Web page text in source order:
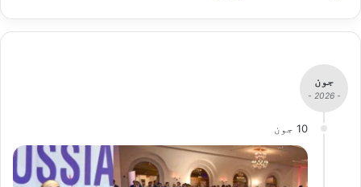
جون
- 2026 -
10 جون